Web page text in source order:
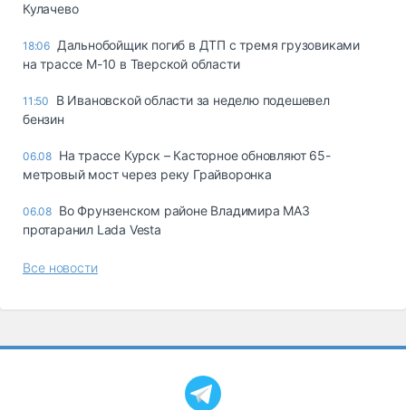
Кулачево
18:06 Дальнобойщик погиб в ДТП с тремя грузовиками
на трассе М-10 в Тверской области
11:50
В Ивановской области за неделю подешевел
бензин
06.08 На трассе Курск – Касторное обновляют 65-
метровый мост через реку Грайворонка
06.08 Во Фрунзенском районе Владимира МАЗ
протаранил Lada Vesta
Все новости